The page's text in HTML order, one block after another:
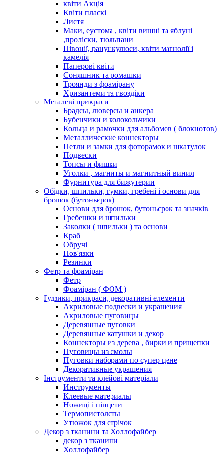
квіти Акція
Квіти пласкі
Листя
Маки, еустома , квіти вишні та яблуні
,проліски, тюльпани
Півонії, ранункулюси, квіти магнолії і
камелія
Паперові квіти
Соняшник та ромашки
Троянди з фоамірану
Хризантеми та гвоздіки
Металеві прикраси
Брадсы, люверсы и анкера
Бубенчики и колокольчики
Кольца и рамочки для альбомов ( блокнотов)
Металлические коннекторы
Петли и замки для фоторамок и шкатулок
Подвески
Топсы и фишки
Уголки , магниты и магнитный винил
Фурнитура для бижутерии
Обідки, шпильки, гумки, гребені і основи для
брошок (бутоньєрок)
Основи для брошок, бутоньєрок та значків
Гребешки и шпильки
Заколки ( шпильки ) та основи
Краб
Обручі
Пов'язки
Резинки
Фетр та фоаміран
Фетр
Фоаміран ( ФОМ )
Ґудзики, прикраси, декоративні елементи
Акриловые подвески и украшения
Акриловые пуговицы
Деревянные пуговки
Деревянные катушки и декор
Коннекторы из дерева , бирки и прищепки
Пуговицы из смолы
Пуговки наборами по супер цене
Декоративные украшения
Інструменти та клейові матеріали
Инструменты
Клеевые материалы
Ножиці і пінцети
Термопистолеты
Утюжок для стрічок
Декор з тканини та Холлофайбер
декор з тканини
Холлофайбер